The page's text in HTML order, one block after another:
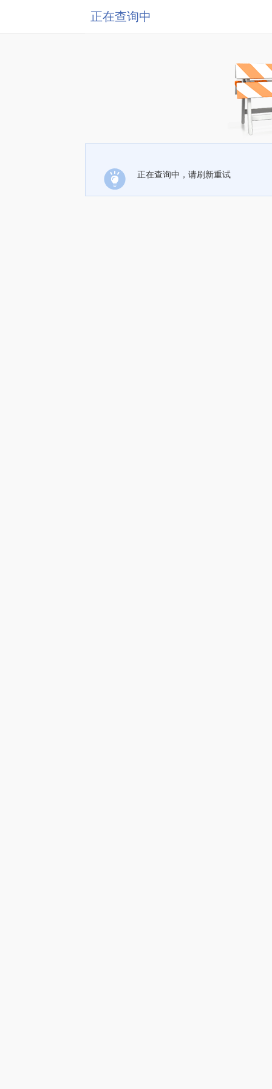
正在查询中
正在查询中，请刷新重试